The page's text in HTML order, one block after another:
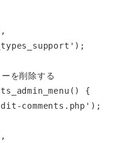
を削除する
{